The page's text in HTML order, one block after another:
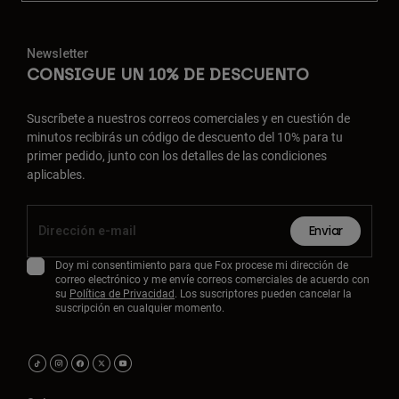
Newsletter
CONSIGUE UN 10% DE DESCUENTO
Suscríbete a nuestros correos comerciales y en cuestión de
minutos recibirás un código de descuento del 10% para tu
primer pedido, junto con los detalles de las condiciones
aplicables.
Enviar
Doy mi consentimiento para que Fox procese mi dirección de
correo electrónico y me envíe correos comerciales de acuerdo con
su Política de Privacidad. Los suscriptores pueden cancelar la
suscripción en cualquier momento.